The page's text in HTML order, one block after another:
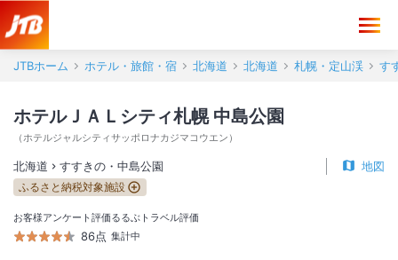
JTBホーム ホテル・旅館・宿 北海道 北海道 札幌・定山渓 す
ホテルＪＡＬシティ札幌 中島公園
（ホテルジャルシティサッポロナカジマコウエン ）
北海道 すすきの・中島公園 地図
ふるさと納税対象施設
お客様アンケート評価
86点
るるぶトラベル評価
集計中